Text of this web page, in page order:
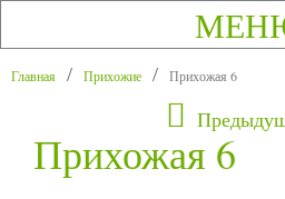
Главная Прихожие Прихожая 6
Прихожая 6